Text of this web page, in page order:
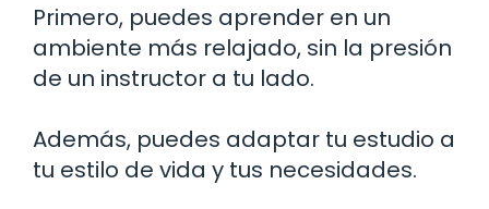
Primero, puedes aprender en un
ambiente más relajado, sin la presión
de un instructor a tu lado.
Además, puedes adaptar tu estudio a
tu estilo de vida y tus necesidades.